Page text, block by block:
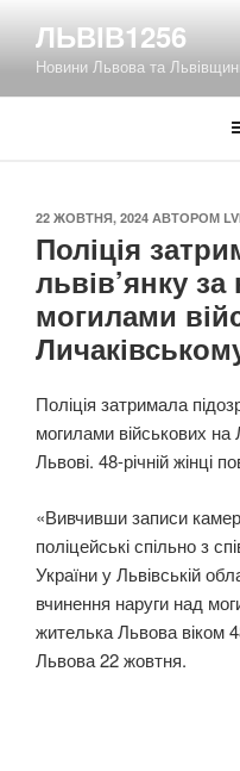
вмісту
ЛЬВІВ1256
Новини Львова та
ОПУБЛІКОВАНО
22 ЖОВТНЯ, 2024 АВТОРОМ
Поліція
львів’янку
могилами
Поліція затримала
могилами військових
Львові. 48-річній жінці
«Вивчивши записи
поліцейські спільно з
України у Львівській
вчинення наруги над
жителька Львова віком
Львова 22 жовтня.